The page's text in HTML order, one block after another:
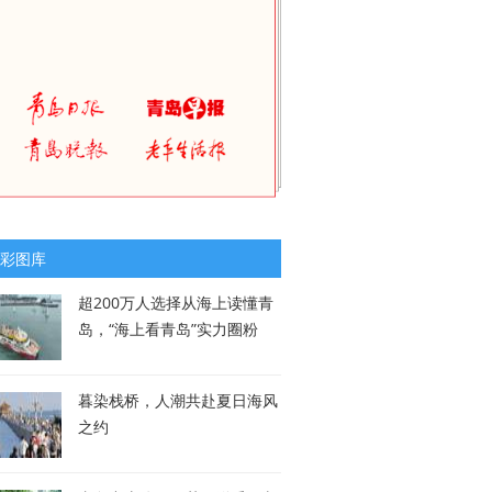
图库
超200万人选择从海上读懂青
岛，“海上看青岛”实力圈粉
暮染栈桥，人潮共赴夏日海风
之约